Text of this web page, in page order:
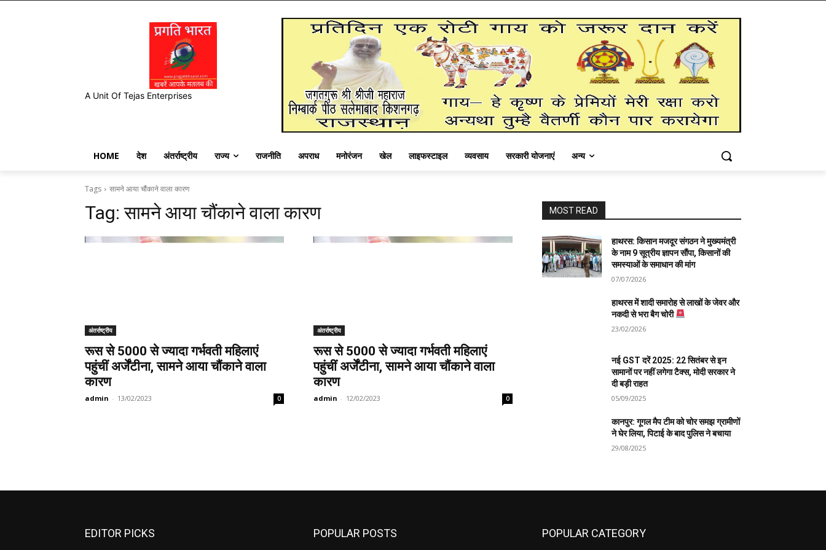
A Unit Of Tejas Enterprises
HOME देश अंतर्राष्ट्रीय राज्य राजनीति अपराध मनोरंजन खेल लाइफस्टाइल व्यवसाय सरकारी योजनाएं अन्य
Tags सामने आया चौंकाने वाला कारण
Tag:सामने आया चौंकाने वाला कारण
अंतर्राष्ट्रीय
रूस से 5000 से ज्यादा गर्भवती महिलाएं
पहुंचीं अर्जेंटीना, सामने आया चौंकाने वाला
कारण
admin - 13/02/2023 0
अंतर्राष्ट्रीय
रूस से 5000 से ज्यादा गर्भवती महिलाएं
पहुंचीं अर्जेंटीना, सामने आया चौंकाने वाला
कारण
admin - 12/02/2023 0
MOST READ
हाथरस: किसान मजदूर संगठन ने मुख्यमंत्री
के नाम 9 सूत्रीय ज्ञापन सौंपा, किसानों की
समस्याओं के समाधान की मांग
07/07/2026
हाथरस में शादी समारोह से लाखों के जेवर और
नकदी से भरा बैग चोरी
23/02/2026
नई GST दरें 2025: 22 सितंबर से इन
सामानों पर नहीं लगेगा टैक्स, मोदी सरकार ने
दी बड़ी राहत
05/09/2025
कानपुर: गूगल मैप टीम को चोर समझ ग्रामीणों
ने घेर लिया, पिटाई के बाद पुलिस ने बचाया
29/08/2025
EDITOR PICKS POPULAR POSTS POPULAR CATEGORY